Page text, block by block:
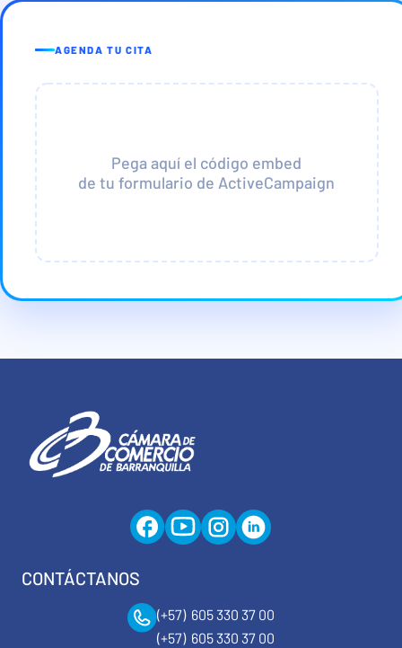
AGENDA TU CITA
Pega aquí el código embed
de tu formulario de ActiveCampaign
CONTÁCTANOS
(+57) 605 330 37 00
(+57) 605 330 37 00